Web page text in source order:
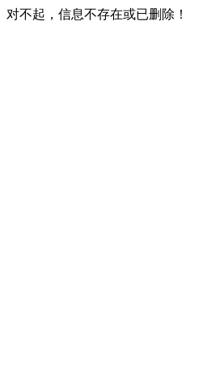
对不起，信息不存在或已删除！